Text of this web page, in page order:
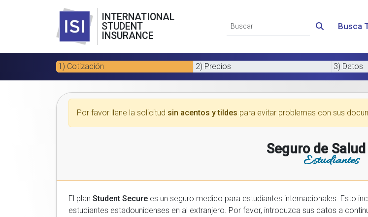
INTERNATIONAL
STUDENT
INSURANCE
Busca
1) Cotización 2) Precios 3) Datos
Por favor llene la solicitud sin acentos y tildes para evitar problemas con sus
Seguro de
Estudiantes
El plan Student Secure es un seguro medico para estudiantes internacionales. Esto incluye estudiantes internactionales en los EE.UU. y
estudiantes estadounidenses en al extranjero. Por favor, introduzca sus datos a continuacion para recibir un presupuesto gratuito y luego comprar una